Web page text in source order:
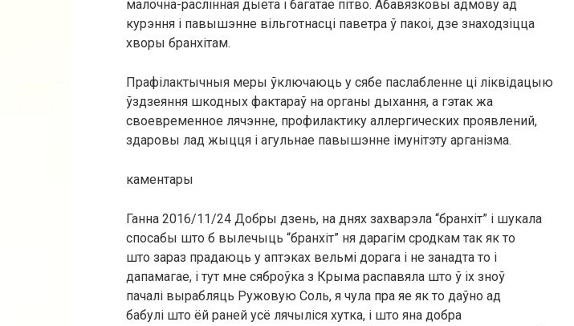
малочна-раслінная дыета і багатае пітво. Абавязковы адмову ад
курэння і павышэнне вільготнасці паветра ў пакоі, дзе знаходзіцца
хворы бранхітам.
Прафілактычныя меры ўключаюць у сябе паслабленне ці ліквідацыю
ўздзеяння шкодных фактараў на органы дыхання, а гэтак жа
своевременное лячэнне, профилактику аллергических проявлений,
здаровы лад жыцця і агульнае павышэнне імунітэту арганізма.
каментары
Ганна 2016/11/24 Добры дзень, на днях захварэла “бранхіт” і шукала
спосабы што б вылечыць “бранхіт” ня дарагім сродкам так як то
што зараз прадаюць у аптэках вельмі дорага і не занадта то і
дапамагае, і тут мне сяброўка з Крыма распавяла што ў іх зноў
пачалі вырабляць Ружовую Соль, я чула пра яе як то даўно ад
бабулі што ёй раней усё лячыліся хутка, і што яна добра